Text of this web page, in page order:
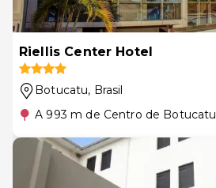
Riellis Center Hotel
Botucatu, Brasil
A 993 m de Centro de Botucatu